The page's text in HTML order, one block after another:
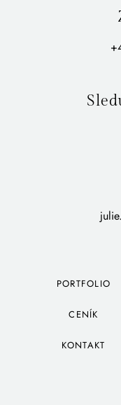
PORTFOLIO
CENÍK
KONTAKT